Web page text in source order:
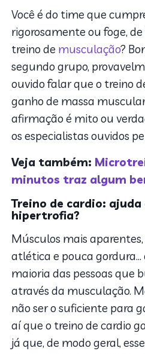
2. Mais benefícios
3. Cuidado com o ‘overtraining’
4. Dieta equilibrada: o
avançando
5. Tempo e paciência para
Você é do time que
rigorosamente ou foge, de
treino de musculação?
segundo grupo,
ouvido falar que o treino
ganho de massa
afirmação é mito ou
os especialistas ouvidos
Veja também:
minutos traz algum
Treino de cardio:
hipertrofia?
Músculos mais
atlética e pouca gordura…
maioria das pessoas que
através da musculação.
não ser o suficiente para
aí que o treino de cardio
já que, de modo geral,